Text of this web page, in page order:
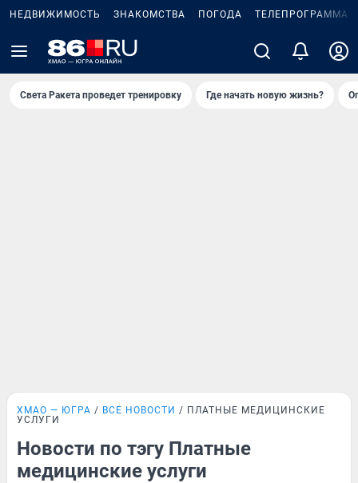
НЕДВИЖИМОСТЬ ЗНАКОМСТВА ПОГОДА ТЕЛЕПРОГРАММА
Света Ракета проведет тренировку Где начать новую жизнь?
ХМАО — ЮГРА ВСЕ НОВОСТИ
ПЛАТНЫЕ МЕДИЦИНСКИЕ
УСЛУГИ
Новости по тэгу Платные
медицинские услуги